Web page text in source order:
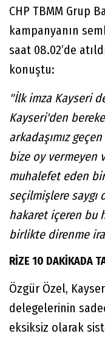
CHP TBMM Grup
kampanyanın
saat 08.02’de
konuştu:
"İlk imza Kayseri
Kayseri'den
arkadaşımız
bize oy vermeyen
muhalefet eden
seçilmişlere
hakaret içeren bu
birlikte direnme
RİZE 10 DAKİKADA
Özgür Özel,
delegelerinin
eksiksiz olarak